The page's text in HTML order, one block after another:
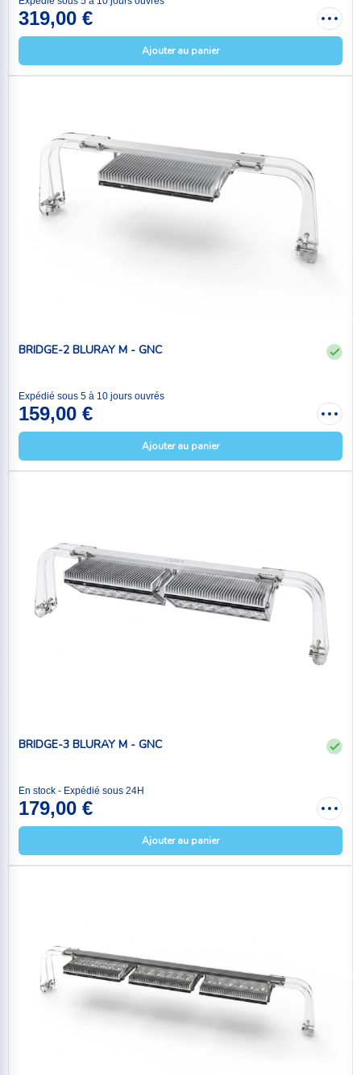
319,00 €
Ajouter au panier
BRIDGE-2 BLURAY M - GNC
Expédié sous 5 à 10 jours ouvrés
159,00 €
Ajouter au panier
BRIDGE-3 BLURAY M - GNC
En stock - Expédié sous 24H
179,00 €
Ajouter au panier